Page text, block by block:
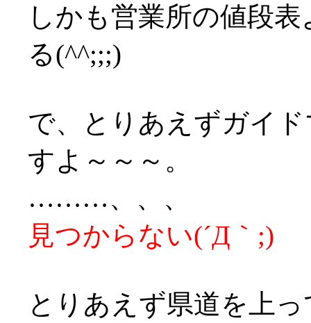
しかも営業所の値段
る(^^;;;)
で、とりあえずガイ
すよ～～～。
………、、、
見つからない(´Д｀;)
とりあえず県道を上